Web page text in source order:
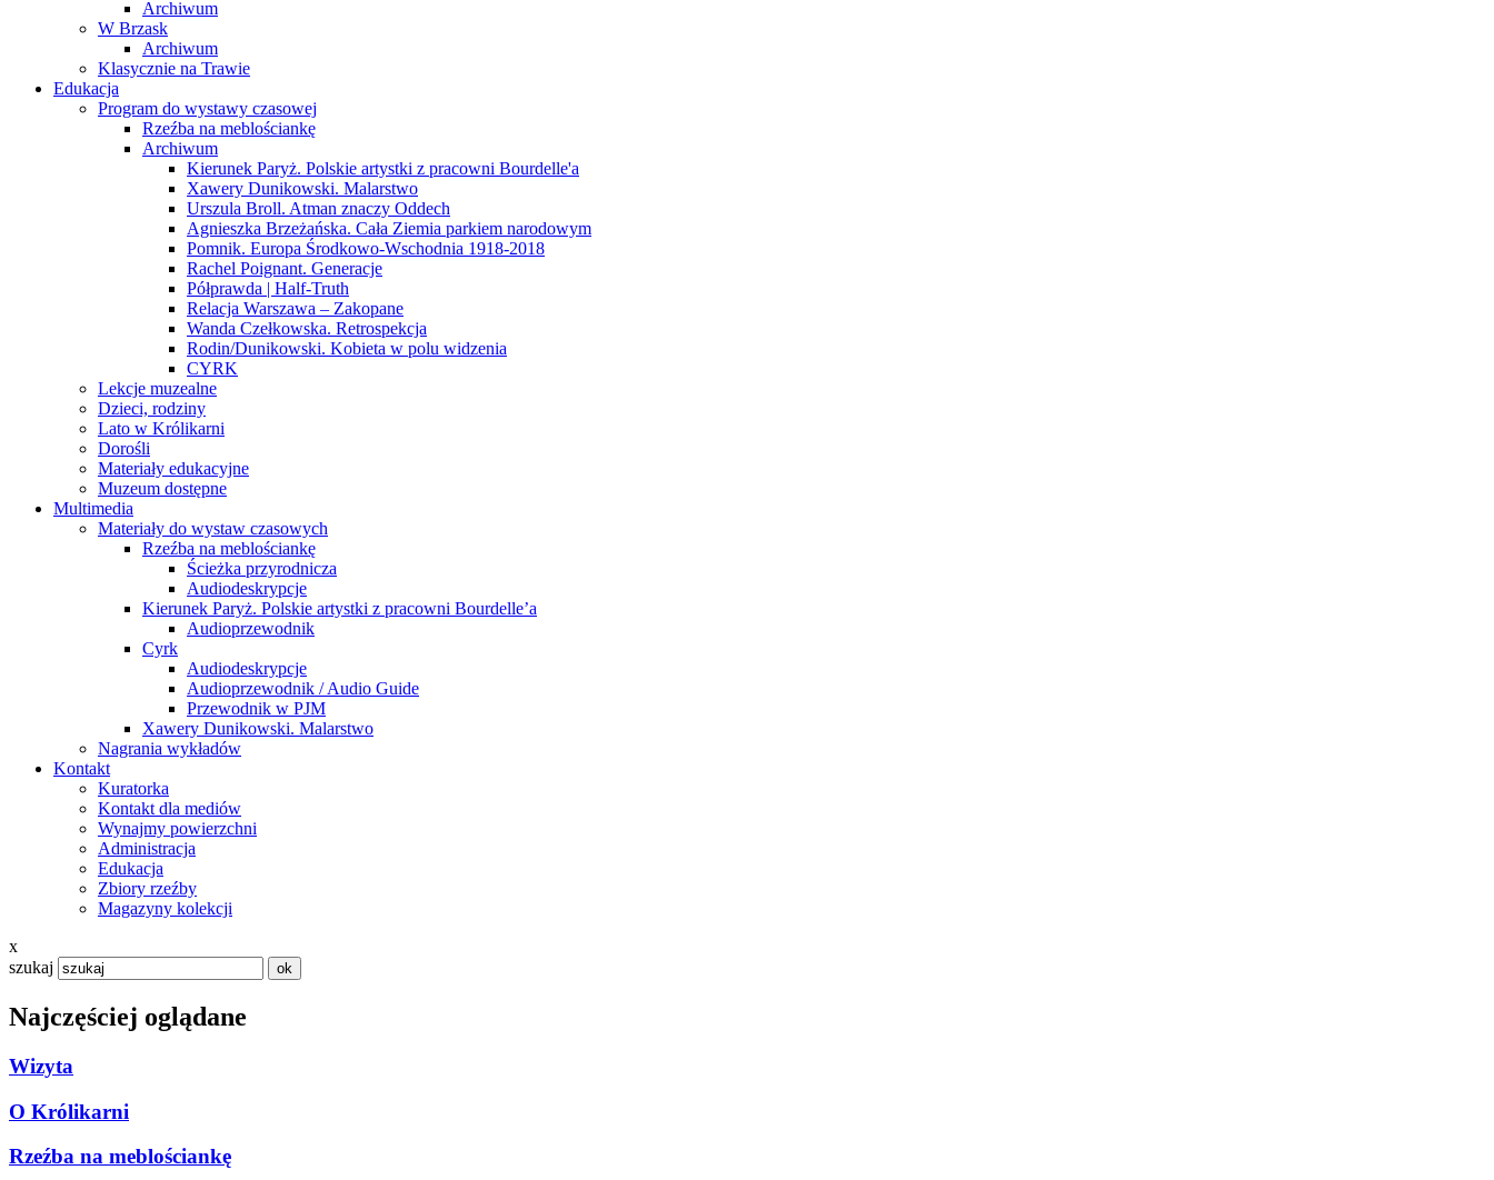
Archiwum
W Brzask
Archiwum
Klasycznie na Trawie
Edukacja
Program do wystawy czasowej
Rzeźba na meblościankę
Archiwum
Kierunek Paryż. Polskie artystki z pracowni Bourdelle'a
Xawery Dunikowski. Malarstwo
Urszula Broll. Atman znaczy Oddech
Agnieszka Brzeżańska. Cała Ziemia parkiem narodowym
Pomnik. Europa Środkowo-Wschodnia 1918-2018
Rachel Poignant. Generacje
Półprawda | Half-Truth
Relacja Warszawa – Zakopane
Wanda Czełkowska. Retrospekcja
Rodin/Dunikowski. Kobieta w polu widzenia
CYRK
Lekcje muzealne
Dzieci, rodziny
Lato w Królikarni
Dorośli
Materiały edukacyjne
Muzeum dostępne
Multimedia
Materiały do wystaw czasowych
Rzeźba na meblościankę
Ścieżka przyrodnicza
Audiodeskrypcje
Kierunek Paryż. Polskie artystki z pracowni Bourdelle’a
Audioprzewodnik
Cyrk
Audiodeskrypcje
Audioprzewodnik / Audio Guide
Przewodnik w PJM
Xawery Dunikowski. Malarstwo
Nagrania wykładów
Kontakt
Kuratorka
Kontakt dla mediów
Wynajmy powierzchni
Administracja
Edukacja
Zbiory rzeźby
Magazyny kolekcji
x
szukaj
Najczęściej oglądane
Wizyta
O Królikarni
Rzeźba na meblościankę